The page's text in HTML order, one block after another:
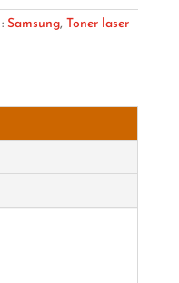
Samsung, Toner laser